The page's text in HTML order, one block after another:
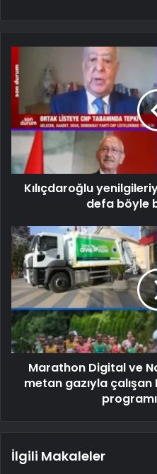
Kılıçdaroğlu
defa böyle
Marathon Digital ve
metan gazıyla
İlgili Makaleler